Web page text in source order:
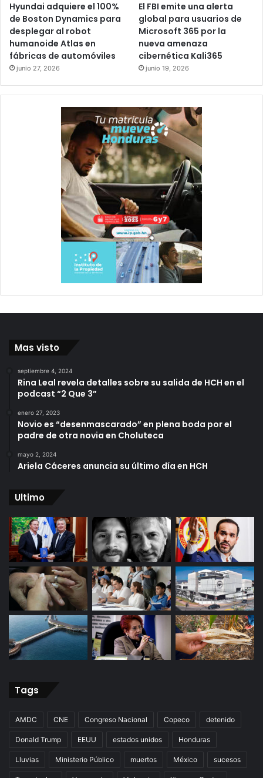
Hyundai adquiere el 100%
de Boston Dynamics para
desplegar al robot
humanoide Atlas en
fábricas de automóviles
junio 27, 2026
El FBI emite una alerta
global para usuarios de
Microsoft 365 por la
nueva amenaza
cibernética Kali365
junio 19, 2026
Mas visto
septiembre 4, 2024
Rina Leal revela detalles sobre su salida de HCH en el
podcast “2 Que 3”
enero 27, 2023
Novio es “desenmascarado” en plena boda por el
padre de otra novia en Choluteca
mayo 2, 2024
Ariela Cáceres anuncia su último día en HCH
Ultimo
Tags
AMDC CNE Congreso Nacional Copeco detenido
Donald Trump EEUU estados unidos Honduras
Lluvias Ministerio Público muertos México sucesos